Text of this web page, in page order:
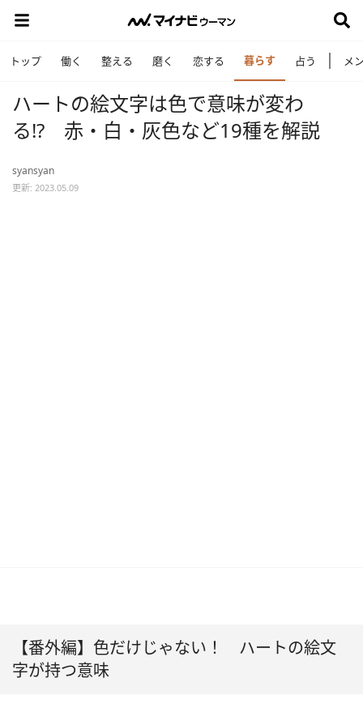
トップ 働く 整える 磨く 恋する 暮らす 占う メ
ハートの絵文字は色で意味が変わ
る⁉ 赤・白・灰色など19種を解説
syansyan
更新: 2023.05.09
【番外編】色だけじゃない！ ハートの絵文
字が持つ意味